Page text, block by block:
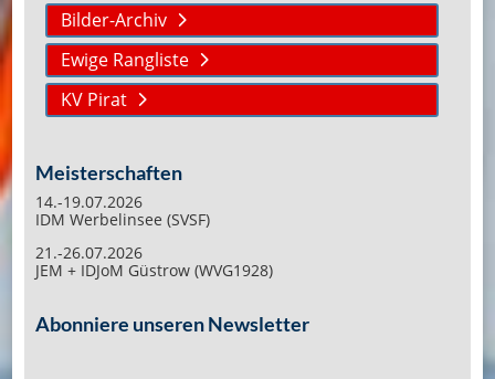
Bilder-Archiv
Ewige Rangliste
KV Pirat
Meisterschaften
14.-19.07.2026
IDM Werbelinsee (SVSF)
21.-26.07.2026
JEM + IDJoM Güstrow (WVG1928)
Abonniere unseren Newsletter